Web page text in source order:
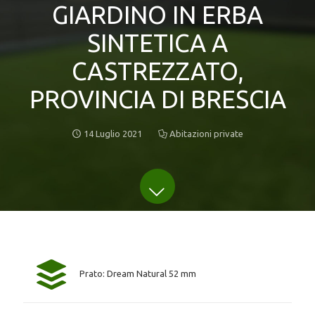
GIARDINO IN ERBA
SINTETICA A
CASTREZZATO,
PROVINCIA DI BRESCIA
14 Luglio 2021 Abitazioni private
Prato: Dream Natural 52 mm